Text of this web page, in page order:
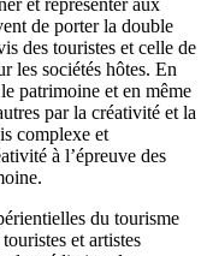
et représenter aux
de porter la double
des touristes et celle de
les sociétés hôtes. En
patrimoine et en même
par la créativité et la
complexe et
à l’épreuve des
du tourisme
et artistes